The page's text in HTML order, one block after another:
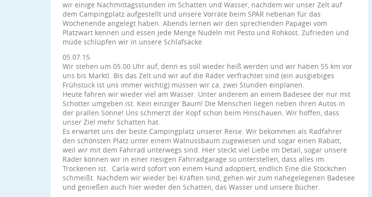
wir einige Nachmittagsstunden im Schatten und Wasser, nachdem wir unser Zelt auf
dem Campingplatz aufgestellt und unsere Vorräte beim SPAR nebenan für das
Wochenende angelegt haben. Abends lernen wir den sprechenden Papagei vom
Platzwart kennen und essen jede Menge Nudeln mit Pesto und Rohkost. Zufrieden und
müde schlüpfen wir in unsere Schlafsäcke.
05.07.15
Wir stehen um 05.00 Uhr auf, denn es soll wieder heiß werden und wir haben 55 km vor
uns bis Marktl. Bis das Zelt und wir auf die Räder verfrachtet sind (ein ausgiebiges
Frühstück ist uns immer wichtig) müssen wir ca. zwei Stunden einplanen.
Heute fahren wir wieder viel am Wasser. Unter anderem an einem Badesee der nur mit
Schotter umgeben ist. Kein einziger Baum! Die Menschen liegen neben ihren Autos in
der prallen Sonne! Uns schmerzt der Kopf schon beim Hinschauen. Wir hoffen, dass
unser Ziel mehr Schatten hat.
Es erwartet uns der beste Campingplatz unserer Reise. Wir bekommen als Radfahrer
den schönsten Platz unter einem Walnussbaum zugewiesen und sogar einen Rabatt,
weil wir mit dem Fahrrad unterwegs sind. Hier steckt viel Liebe im Detail, sogar unsere
Räder können wir in einer riesigen Fahrradgarage so unterstellen, dass alles im
Trockenen ist. Carla wird sofort von einem Hund adoptiert, endlich Eine die Stöckchen
schmeißt. Nachdem wir wieder bei Kräften sind, gehen wir zum nahegelegenen Badesee
und genießen auch hier wieder den Schatten, das Wasser und unsere Bücher.